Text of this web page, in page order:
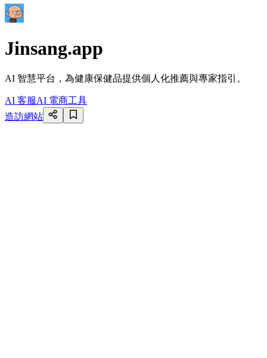
Jinsang.app
AI 智慧平台，為健康保健品提供個人化推薦與專家指引。
AI 客服AI 電商工具
造訪網站